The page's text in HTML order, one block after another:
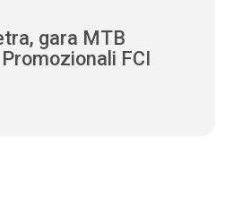
gara MTB
FCI